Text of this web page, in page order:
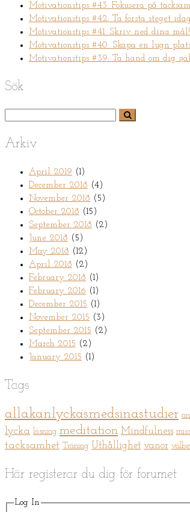
Motivationstips #43: Fokusera på
Motivationstips #42: Ta första steget
Motivationstips #41: Skriv ned dina mål!
Motivationstips #40: Skapa en lugn
Motivationstips #39: Ta hand om dig
Sök
Arkiv
April 2019 (1)
December 2018 (4)
November 2018 (5)
October 2018 (15)
September 2018 (2)
June 2018 (5)
May 2018 (12)
April 2018 (2)
February 2018 (1)
February 2016 (1)
December 2015 (1)
November 2015 (3)
September 2015 (2)
March 2015 (2)
January 2015 (1)
Tags
allakanlyckasmedsinastudier
lycka läsning meditation Mindfulness
tacksamhet Träning Uthållighet vanor
Här registerar du dig för forumet
Log In